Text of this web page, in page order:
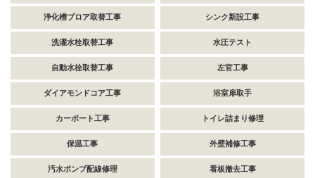
浄化槽ブロア取替工事 シンク新設工事
洗濯水栓取替工事 水圧テスト
自動水栓取替工事 左官工事
ダイアモンドコア工事 浴室扉取手
カーポート工事 トイレ詰まり修理
保温工事 外壁補修工事
汚水ポンプ配線修理 看板撤去工事